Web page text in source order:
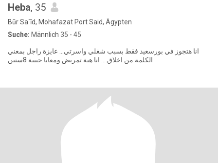
Heba, 35
Būr Sa`īd, Mohafazat Port Said, Ägypten
Suche: Männlich 35 - 45
انا هتجوز في بورسعيد فقط بسبب شغلي واسرتي... عايزة راجل بمعني
الكلمة من اخلاق.... انا هبة تمريض ومعايا حبيبة 8سنين